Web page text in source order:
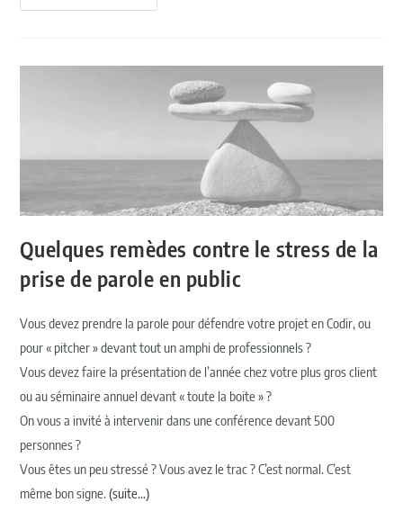
Quelques remèdes contre le stress de la
prise de parole en public
Vous devez prendre la parole pour défendre votre projet en Codir, ou
pour « pitcher » devant tout un amphi de professionnels ?
Vous devez faire la présentation de l’année chez votre plus gros client
ou au séminaire annuel devant « toute la boite » ?
On vous a invité à intervenir dans une conférence devant 500
personnes ?
Vous êtes un peu stressé ? Vous avez le trac ? C’est normal. C’est
même bon signe.(suite…)